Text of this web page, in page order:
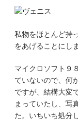
ヴェニス
私物をほとんど持
をあげることにし
マイクロソフト９
ていないので、何
ですが、結構大変
まっていたし、写
た。いちいち処分